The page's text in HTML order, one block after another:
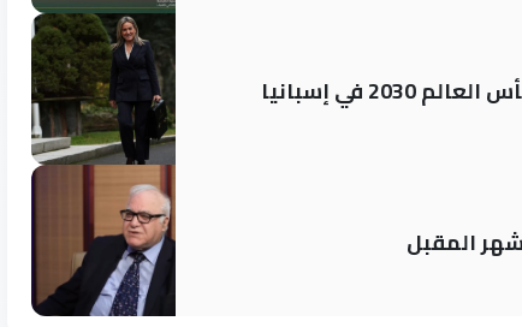
في إسبانيا
المقبل